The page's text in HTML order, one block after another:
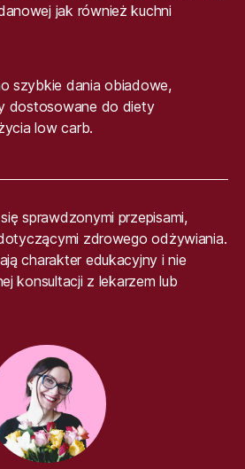
jak również kuchni
szybkie dania obiadowe,
dostosowane do diety
low carb.
sprawdzonymi przepisami,
zdrowego odżywiania.
charakter edukacyjny i nie
konsultacji z lekarzem lub